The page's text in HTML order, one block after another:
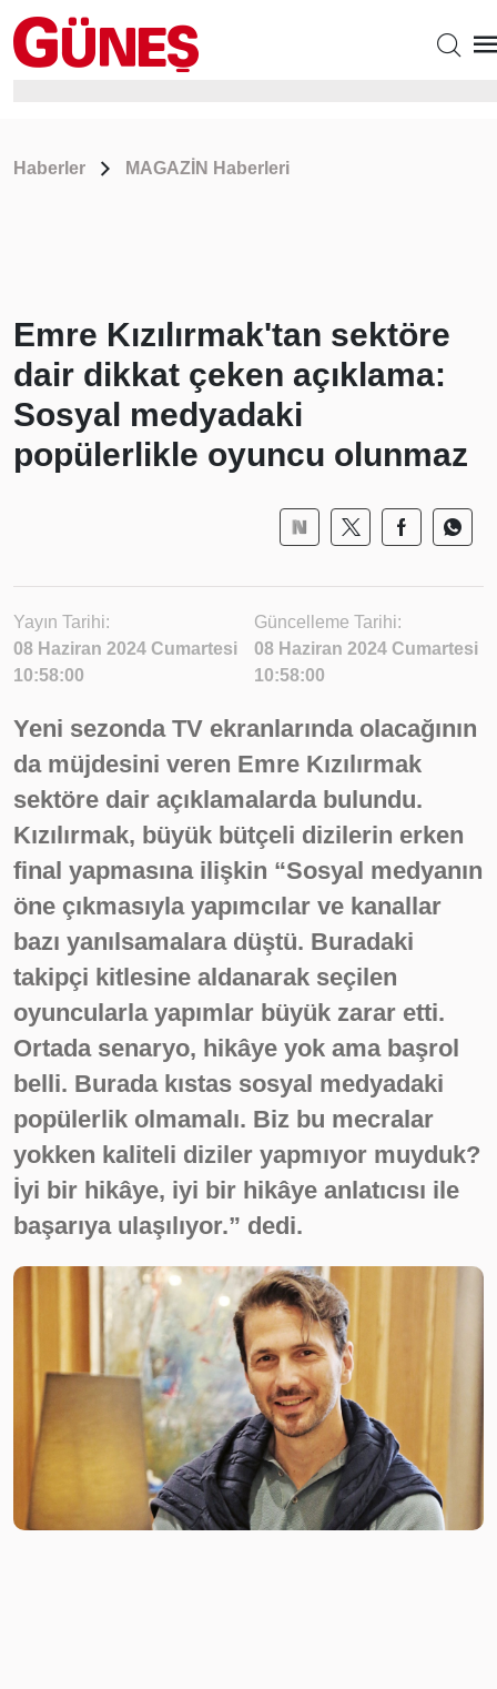
Haberler MAGAZİN Haberleri
Emre Kızılırmak'tan sektöre
dair dikkat çeken açıklama:
Sosyal medyadaki
popülerlikle oyuncu olunmaz
Yayın Tarihi:
08 Haziran 2024 Cumartesi
10:58:00
Güncelleme Tarihi:
08 Haziran 2024 Cumartesi
10:58:00
Yeni sezonda TV ekranlarında olacağının
da müjdesini veren Emre Kızılırmak
sektöre dair açıklamalarda bulundu.
Kızılırmak, büyük bütçeli dizilerin erken
final yapmasına ilişkin “Sosyal medyanın
öne çıkmasıyla yapımcılar ve kanallar
bazı yanılsamalara düştü. Buradaki
takipçi kitlesine aldanarak seçilen
oyuncularla yapımlar büyük zarar etti.
Ortada senaryo, hikâye yok ama başrol
belli. Burada kıstas sosyal medyadaki
popülerlik olmamalı. Biz bu mecralar
yokken kaliteli diziler yapmıyor muyduk?
İyi bir hikâye, iyi bir hikâye anlatıcısı ile
başarıya ulaşılıyor.” dedi.